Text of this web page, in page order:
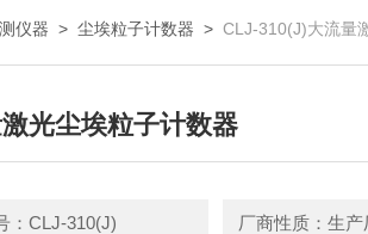
仪器 > 尘埃粒子计数器 > CLJ-310(J)大流量
光尘埃粒子计数器
：CLJ-310(J) 厂商性质：生产